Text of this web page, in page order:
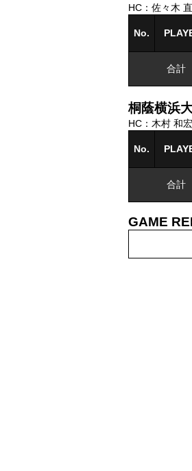
HC：佐々木
No.
合計
桐蔭横浜
HC：木村 和宏
No.
合計
GAME